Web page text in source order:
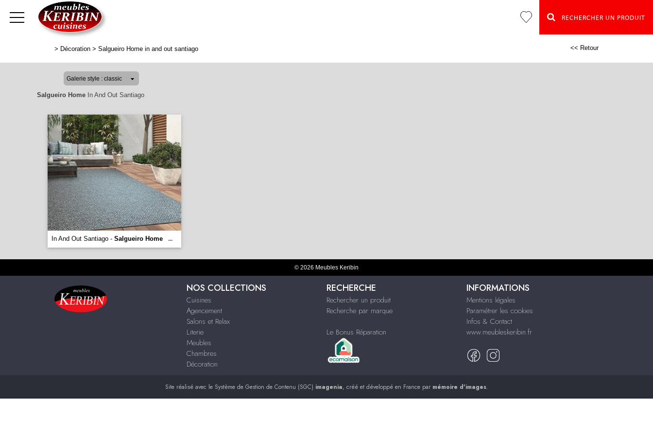
RECHERCHER UN PRODUIT
> Décoration > Salgueiro Home in and out santiago << Retour
Salgueiro Home In And Out Santiago
In And Out Santiago - Salgueiro Home ...
© 2026 Meubles Keribin
NOS COLLECTIONS
Cuisines
Agencement
Salons et Relax
Literie
Meubles
Chambres
Décoration
RECHERCHE
Rechercher un produit
Recherche par marque
Le Bonus Réparation
INFORMATIONS
Mentions légales
Paramétrer les cookies
Infos & Contact
www.meubleskeribin.fr
Site réalisé avec le Système de Gestion de Contenu (SGC) imagenia, créé et développé en France par mémoire d'images.